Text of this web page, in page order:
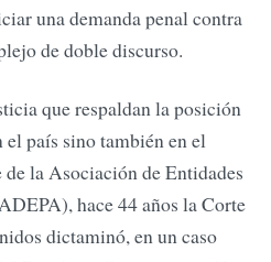
una demanda penal contra
de doble discurso.
que respaldan la posición
país sino también en el
la Asociación de Entidades
hace 44 años la Corte
dictaminó, en un caso